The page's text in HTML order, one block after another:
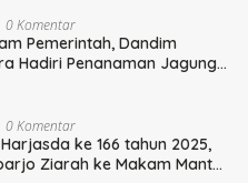
0 Komentar
Pemerintah, Dandim
Hadiri Penanaman Jagung
0 Komentar
ke 166 tahun 2025,
Ziarah ke Makam Mantan